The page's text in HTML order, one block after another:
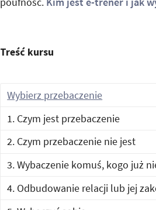
Treść kursu
Wybierz przebaczenie
1. Czym jest przebaczenie
2. Czym przebaczenie nie jest
3. Wybaczenie komuś, kogo już
4. Odbudowanie relacji lub jej